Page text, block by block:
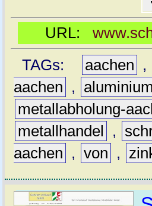
URL:
TAGs:
aachen ,
aachen
, aluminium
metallabholung-
metallhandel
,
aachen
, von ,